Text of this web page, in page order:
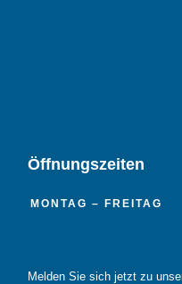
Öffnungszeiten
MONTAG – FREITAG
Melden Sie sich jetzt zu